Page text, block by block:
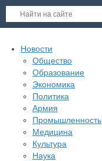
Новости
Общество
Образование
Экономика
Политика
Армия
Промышленность
Медицина
Культура
Наука